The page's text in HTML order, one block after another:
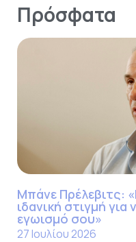
Πρόσφατα
Μπάνε Πρέλεβιτς:
ιδανική στιγμή
εγωισμό σου»
27 Ιουλίου 2026